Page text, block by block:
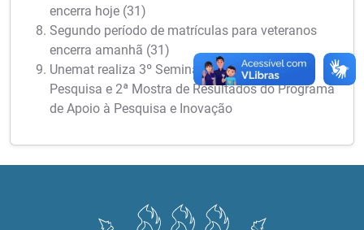
encerra hoje (31)
Segundo período de matrículas para veteranos
encerra amanhã (31)
Unemat realiza 3º Seminário Meio Termo de
Pesquisa e 2ª Mostra de Resultados do Programa
de Apoio à Pesquisa e Inovação